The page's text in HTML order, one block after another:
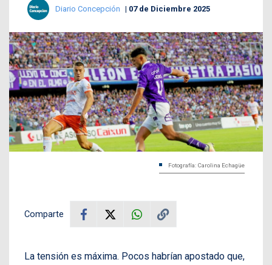
Diario Concepción 07 de Diciembre 2025
Fotografía: Carolina Echagüe
Comparte
La tensión es máxima. Pocos habrían apostado que,